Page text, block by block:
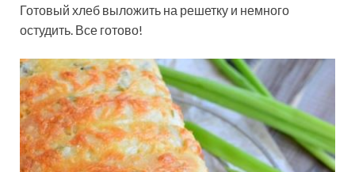
Готовый хлеб выложить на решетку и немного
остудить. Все готово!